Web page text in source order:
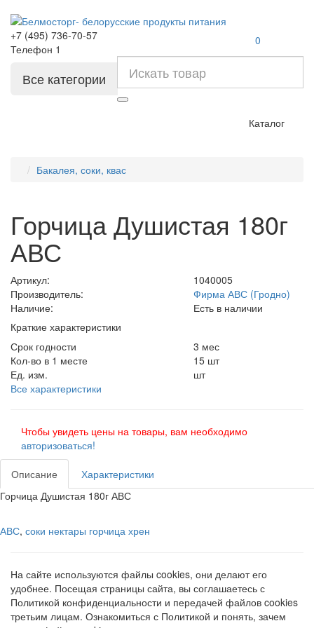
+7 (495) 736-70-57
Телефон 1
0
Все категории
Каталог
Бакалея, соки, квас
Горчица Душистая 180г
АВС
Артикул:
1040005
Производитель:
Фирма АВС (Гродно)
Наличие:
Есть в наличии
Краткие характеристики
Срок годности
3 мес
Кол-во в 1 месте
15 шт
Ед. изм.
шт
Все характеристики
Чтобы увидеть цены на товары, вам необходимо
авторизоваться!
Описание
Характеристики
Горчица Душистая 180г АВС
АВС, соки нектары горчица хрен
На сайте используются файлы cookies, они делают его
удобнее. Посещая страницы сайта, вы соглашаетесь с
Политикой конфиденциальности и передачей файлов cookies
третьим лицам. Ознакомиться с Политикой и понять, зачем